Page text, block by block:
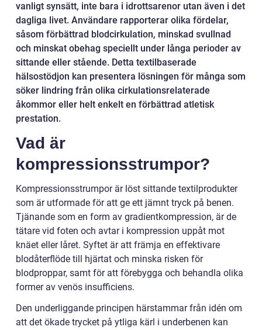
vanligt synsätt, inte bara i idrottsarenor utan även i det
dagliga livet. Användare rapporterar olika fördelar,
såsom förbättrad blodcirkulation, minskad svullnad
och minskat obehag speciellt under långa perioder av
sittande eller stående. Detta textilbaserade
hälsostödjon kan presentera lösningen för många som
söker lindring från olika cirkulationsrelaterade
åkommor eller helt enkelt en förbättrad atletisk
prestation.
Vad är
kompressionsstrumpor?
Kompressionsstrumpor är löst sittande textilprodukter
som är utformade för att ge ett jämnt tryck på benen.
Tjänande som en form av gradientkompression, är de
tätare vid foten och avtar i kompression uppåt mot
knäet eller låret. Syftet är att främja en effektivare
blodåterflöde till hjärtat och minska risken för
blodproppar, samt för att förebygga och behandla olika
former av venös insufficiens.
Den underliggande principen härstammar från idén om
att det ökade trycket på ytliga kärl i underbenen kan